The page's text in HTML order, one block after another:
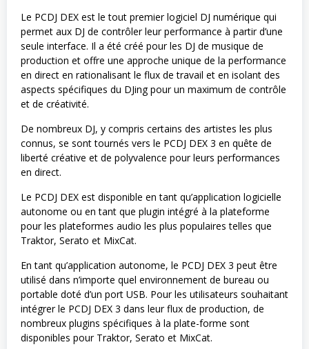
Le PCDJ DEX est le tout premier logiciel DJ numérique qui
permet aux DJ de contrôler leur performance à partir d’une
seule interface. Il a été créé pour les DJ de musique de
production et offre une approche unique de la performance
en direct en rationalisant le flux de travail et en isolant des
aspects spécifiques du DJing pour un maximum de contrôle
et de créativité.
De nombreux DJ, y compris certains des artistes les plus
connus, se sont tournés vers le PCDJ DEX 3 en quête de
liberté créative et de polyvalence pour leurs performances
en direct.
Le PCDJ DEX est disponible en tant qu’application logicielle
autonome ou en tant que plugin intégré à la plateforme
pour les plateformes audio les plus populaires telles que
Traktor, Serato et MixCat.
En tant qu’application autonome, le PCDJ DEX 3 peut être
utilisé dans n’importe quel environnement de bureau ou
portable doté d’un port USB. Pour les utilisateurs souhaitant
intégrer le PCDJ DEX 3 dans leur flux de production, de
nombreux plugins spécifiques à la plate-forme sont
disponibles pour Traktor, Serato et MixCat.